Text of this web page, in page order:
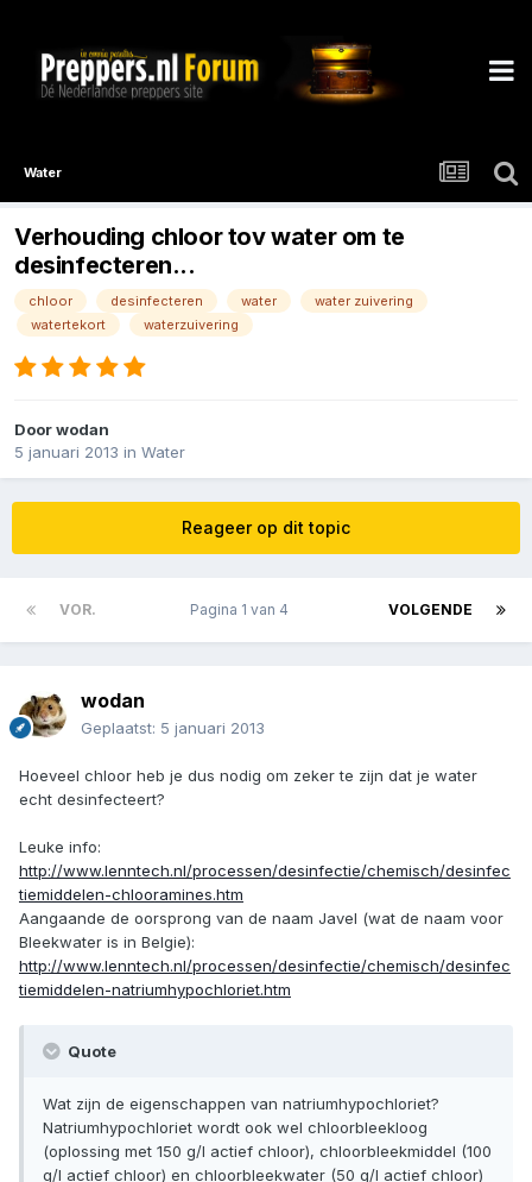
Water
Verhouding chloor tov water om te
desinfecteren...
chloor desinfecteren water
water zuivering
watertekort
waterzuivering
Doorwodan
5 januari 2013 in Water
Reageer op dit topic
VOR. VOLGENDE
Pagina 1 van 4
wodan
Geplaatst: 5 januari 2013
Hoeveel chloor heb je dus nodig om zeker te zijn dat je water
echt desinfecteert?
Leuke info:
http://www.lenntech.nl/processen/desinfectie/chemisch/desinfec
tiemiddelen-chlooramines.htm
Aangaande de oorsprong van de naam Javel (wat de naam voor
Bleekwater is in Belgie):
http://www.lenntech.nl/processen/desinfectie/chemisch/desinfec
tiemiddelen-natriumhypochloriet.htm
Quote
Wat zijn de eigenschappen van natriumhypochloriet?
Natriumhypochloriet wordt ook wel chloorbleekloog
(oplossing met 150 g/l actief chloor), chloorbleekmiddel (100
g/l actief chloor) en chloorbleekwater (50 g/l actief chloor)